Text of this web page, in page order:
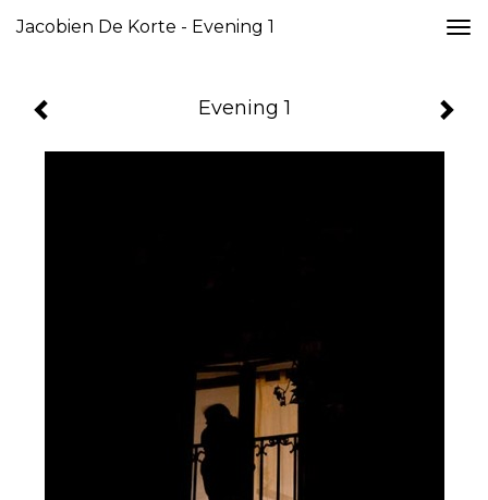
Jacobien De Korte - Evening 1
Evening 1